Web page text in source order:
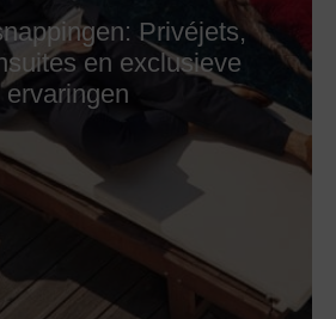
Privéjets,
en exclusieve
ervaringen